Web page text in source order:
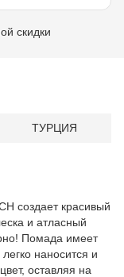
скидки
ТУРЦИЯ
создает красивый
и атласный
Помада имеет
наносится и
оставляя на